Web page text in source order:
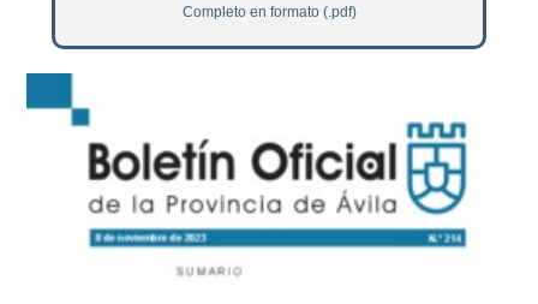
Completo en formato (.pdf)